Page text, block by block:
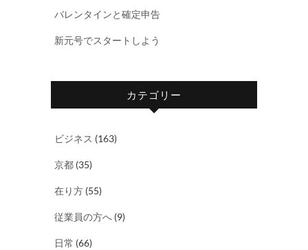
バレンタインと確定申告
新元号でスタートしよう
カテゴリー
ビジネス (163)
京都 (35)
在り方 (55)
従業員の方へ (9)
日常 (66)